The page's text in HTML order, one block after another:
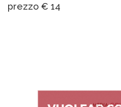
prezzo € 14